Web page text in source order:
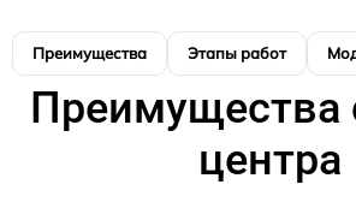
Преимущества Этапы работ
Преимущества
центра